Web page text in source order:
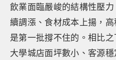
飲業面臨嚴峻的結構性壓
續調漲、食材成本上揚，
是第一批撐不住的。相比
大學城店面坪數小、客源